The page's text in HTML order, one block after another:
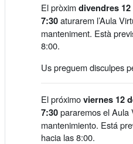
El pròximdivendres 12
7:30aturarem l’Aula
manteniment. Està
8:00.
Us preguem disculpes
El próximoviernes 12
7:30pararemos el Aula
mantenimiento. Está
hacia las 8:00.